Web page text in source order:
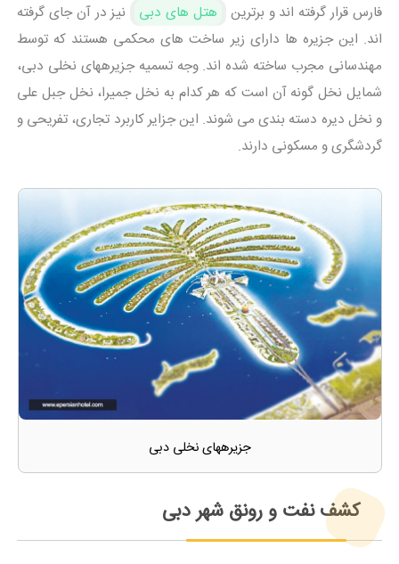
فارس قرار گرفته اند و برترین
هتل های دبی
نیز در آن جای گرفته
اند. این جزیره ها دارای زیر ساخت های محکمی هستند که توسط
مهندسانی مجرب ساخته شده اند. وجه تسمیه جزیرههای نخلی دبی،
شمایل نخل گونه آن است که هر کدام به نخل جمیرا، نخل جبل علی
و نخل دیره دسته بندی می شوند. این جزایر کاربرد تجاری، تفریحی و
گردشگری و مسکونی دارند.
جزیرههای نخلی دبی
کشف نفت و رونق شهر دبی